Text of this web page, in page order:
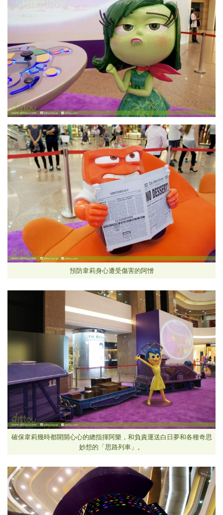
預防韋莉身心遭受傷害的阿憎
確保韋莉幾時都開開心心的總指揮阿樂，和負責運送白日夢和各種奇思
妙想的「思路列車」。